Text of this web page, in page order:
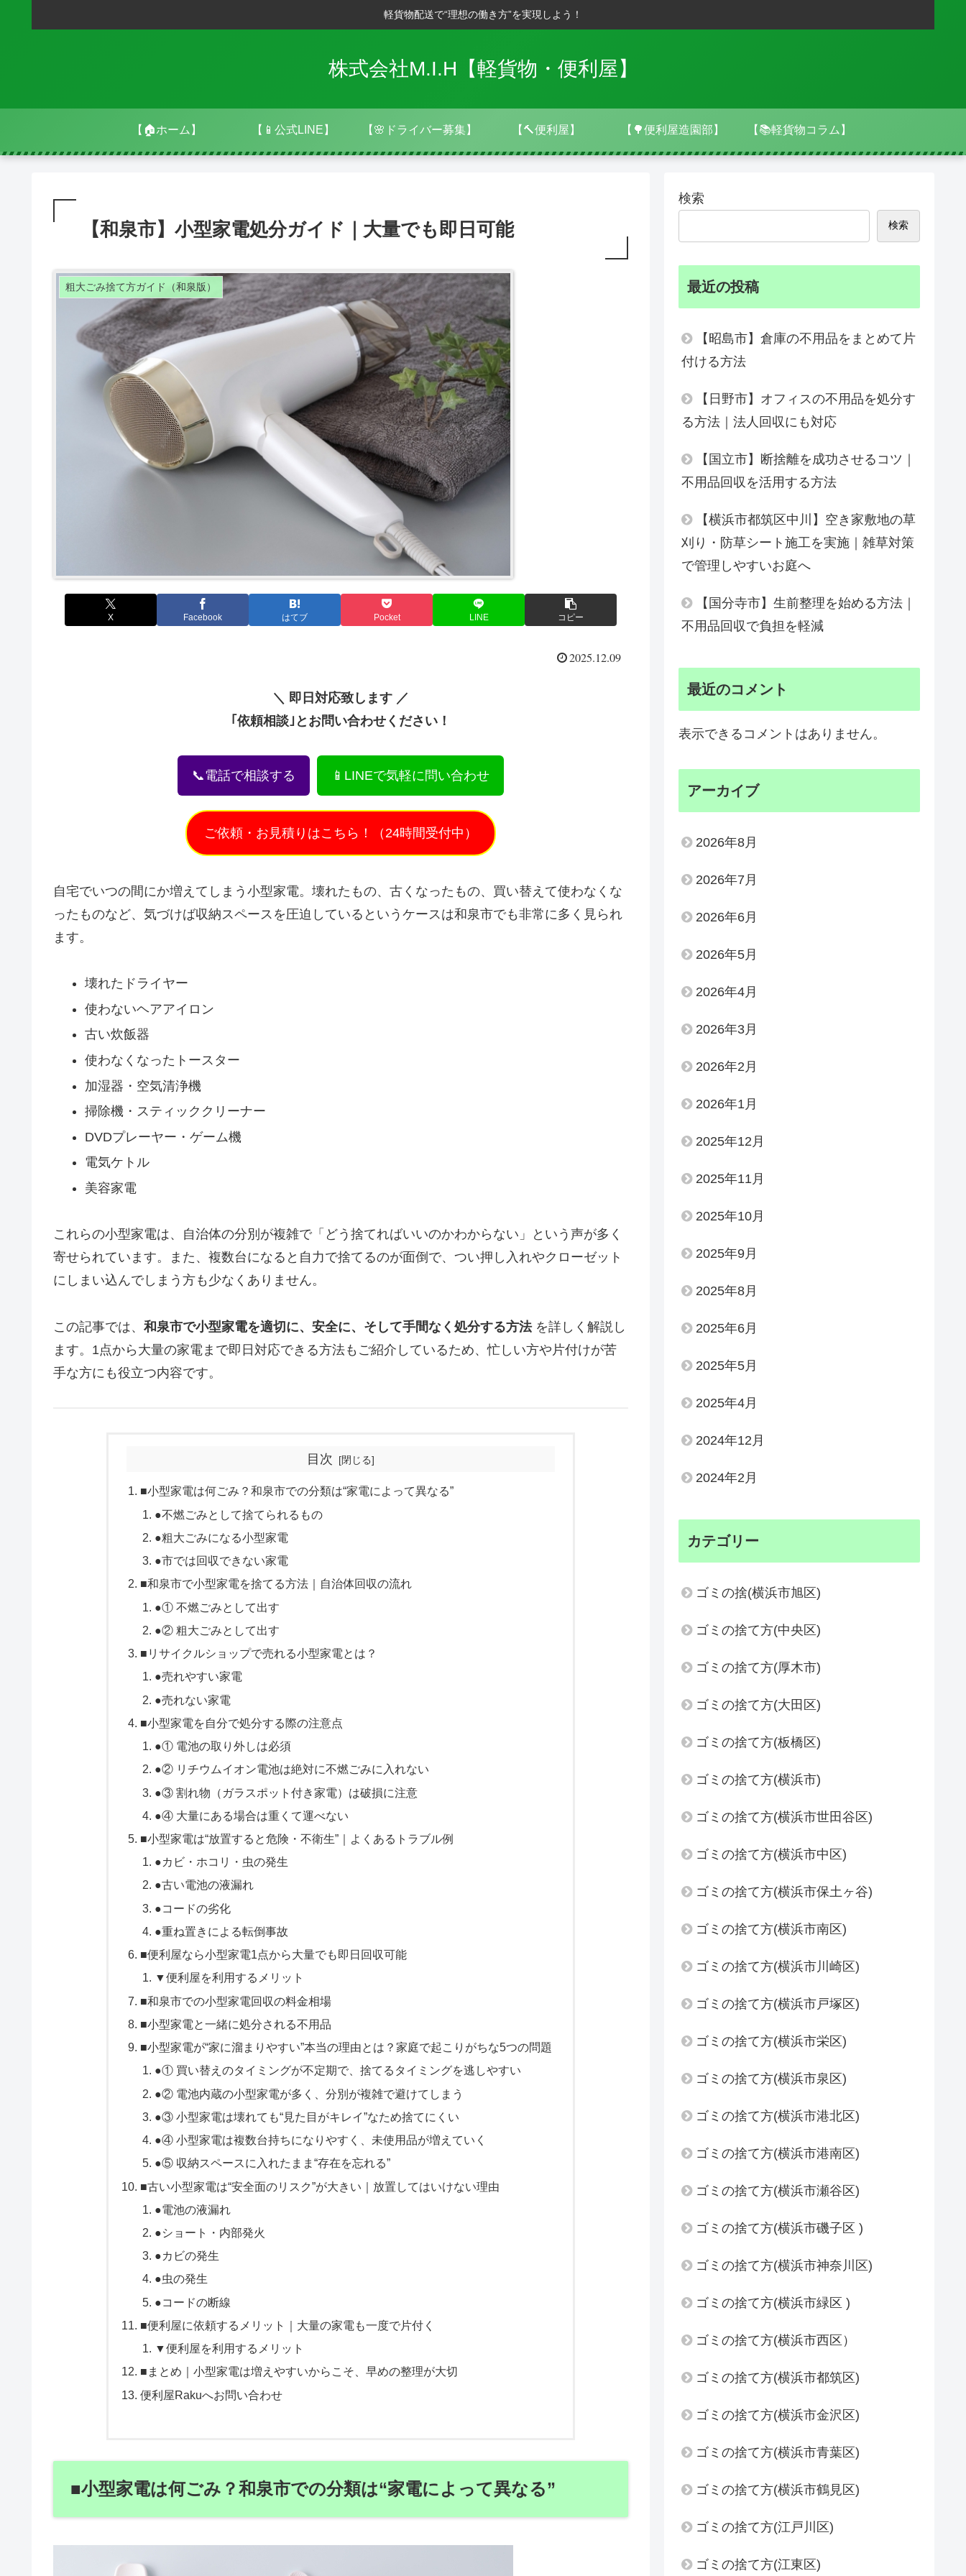
軽貨物配送で“理想の働き方”を実現しよう！
株式会社M.I.H【軽貨物・便利屋】
【🏠ホーム】 【📱公式LINE】 【🌸ドライバー募集】 【🔨便利屋】 【🌳便利屋造園部】 【📚軽貨物コラム】
【和泉市】小型家電処分ガイド｜大量でも即日可能
粗大ごみ捨て方ガイド（和泉版）
X Facebook はてブ Pocket LINE コピー
2025.12.09
＼ 即日対応致します ／
｢依頼相談｣とお問い合わせください！
📞電話で相談する 📱LINEで気軽に問い合わせ
ご依頼・お見積りはこちら！（24時間受付中）
自宅でいつの間にか増えてしまう小型家電。壊れたもの、古くなったもの、買い替えて使わなくな
ったものなど、気づけば収納スペースを圧迫しているというケースは和泉市でも非常に多く見られ
ます。
壊れたドライヤー
使わないヘアアイロン
古い炊飯器
使わなくなったトースター
加湿器・空気清浄機
掃除機・スティッククリーナー
DVDプレーヤー・ゲーム機
電気ケトル
美容家電
これらの小型家電は、自治体の分別が複雑で「どう捨てればいいのかわからない」という声が多く
寄せられています。また、複数台になると自力で捨てるのが面倒で、つい押し入れやクローゼット
にしまい込んでしまう方も少なくありません。
この記事では、 和泉市で小型家電を適切に、安全に、そして手間なく処分する方法を詳しく解説し
ます。1点から大量の家電まで即日対応できる方法もご紹介しているため、忙しい方や片付けが苦
手な方にも役立つ内容です。
目次
■小型家電は何ごみ？和泉市での分類は“家電によって異なる”
●不燃ごみとして捨てられるもの
●粗大ごみになる小型家電
●市では回収できない家電
■和泉市で小型家電を捨てる方法｜自治体回収の流れ
●① 不燃ごみとして出す
●② 粗大ごみとして出す
■リサイクルショップで売れる小型家電とは？
●売れやすい家電
●売れない家電
■小型家電を自分で処分する際の注意点
●① 電池の取り外しは必須
●② リチウムイオン電池は絶対に不燃ごみに入れない
●③ 割れ物（ガラスポット付き家電）は破損に注意
●④ 大量にある場合は重くて運べない
■小型家電は“放置すると危険・不衛生”｜よくあるトラブル例
●カビ・ホコリ・虫の発生
●古い電池の液漏れ
●コードの劣化
●重ね置きによる転倒事故
■便利屋なら小型家電1点から大量でも即日回収可能
▼便利屋を利用するメリット
■和泉市での小型家電回収の料金相場
■小型家電と一緒に処分される不用品
■小型家電が“家に溜まりやすい”本当の理由とは？家庭で起こりがちな5つの問題
●① 買い替えのタイミングが不定期で、捨てるタイミングを逃しやすい
●② 電池内蔵の小型家電が多く、分別が複雑で避けてしまう
●③ 小型家電は壊れても“見た目がキレイ”なため捨てにくい
●④ 小型家電は複数台持ちになりやすく、未使用品が増えていく
●⑤ 収納スペースに入れたまま“存在を忘れる”
■古い小型家電は“安全面のリスク”が大きい｜放置してはいけない理由
●電池の液漏れ
●ショート・内部発火
●カビの発生
●虫の発生
●コードの断線
■便利屋に依頼するメリット｜大量の家電も一度で片付く
▼便利屋を利用するメリット
■まとめ｜小型家電は増えやすいからこそ、早めの整理が大切
便利屋Rakuへお問い合わせ
■小型家電は何ごみ？和泉市での分類は“家電によって異なる”
検索
検索
最近の投稿
【昭島市】倉庫の不用品をまとめて片
付ける方法
【日野市】オフィスの不用品を処分す
る方法｜法人回収にも対応
【国立市】断捨離を成功させるコツ｜
不用品回収を活用する方法
【横浜市都筑区中川】空き家敷地の草
刈り・防草シート施工を実施｜雑草対策
で管理しやすいお庭へ
【国分寺市】生前整理を始める方法｜
不用品回収で負担を軽減
最近のコメント
表示できるコメントはありません。
アーカイブ
2026年8月
2026年7月
2026年6月
2026年5月
2026年4月
2026年3月
2026年2月
2026年1月
2025年12月
2025年11月
2025年10月
2025年9月
2025年8月
2025年6月
2025年5月
2025年4月
2024年12月
2024年2月
カテゴリー
ゴミの捨(横浜市旭区)
ゴミの捨て方(中央区)
ゴミの捨て方(厚木市)
ゴミの捨て方(大田区)
ゴミの捨て方(板橋区)
ゴミの捨て方(横浜市)
ゴミの捨て方(横浜市世田谷区)
ゴミの捨て方(横浜市中区)
ゴミの捨て方(横浜市保土ヶ谷)
ゴミの捨て方(横浜市南区)
ゴミの捨て方(横浜市川崎区)
ゴミの捨て方(横浜市戸塚区)
ゴミの捨て方(横浜市栄区)
ゴミの捨て方(横浜市泉区)
ゴミの捨て方(横浜市港北区)
ゴミの捨て方(横浜市港南区)
ゴミの捨て方(横浜市瀬谷区)
ゴミの捨て方(横浜市磯子区 )
ゴミの捨て方(横浜市神奈川区)
ゴミの捨て方(横浜市緑区 )
ゴミの捨て方(横浜市西区）
ゴミの捨て方(横浜市都筑区)
ゴミの捨て方(横浜市金沢区)
ゴミの捨て方(横浜市青葉区)
ゴミの捨て方(横浜市鶴見区)
ゴミの捨て方(江戸川区)
ゴミの捨て方(江東区)